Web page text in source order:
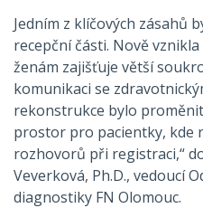
Jedním z klíčových zásahů
recepční části. Nově
ženám zajišťuje větší
komunikaci se
rekonstrukce bylo
prostor pro pacientky, kde
rozhovorů při registraci,“
Veverková, Ph.D., vedoucí
diagnostiky FN Olomouc.